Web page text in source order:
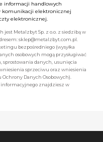
informacji handlowych
komunikacji elektronicznej
elektronicznej.
Metalzbyt Sp. z o.o. z siedzibą w
sklep@metalzbyt.com.pl.
bezpośredniego (wysyłka
osobowych mogą przysługiwać
sprostowania danych, usunięcia
sprzeciwu oraz wniesienia
Danych Osobowych).
informacyjnego znajdziesz w